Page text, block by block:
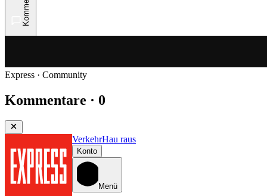
Express · Community
Kommentare · 0
VerkehrHau raus
Konto
Menü